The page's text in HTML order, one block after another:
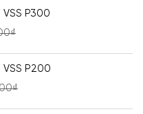
P300
₫
P200
₫